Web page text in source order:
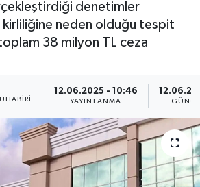
denetimler
kirliliğine neden olduğu tespit
38 milyon TL ceza
12.06.2025 - 10:46
YAYINLANMA